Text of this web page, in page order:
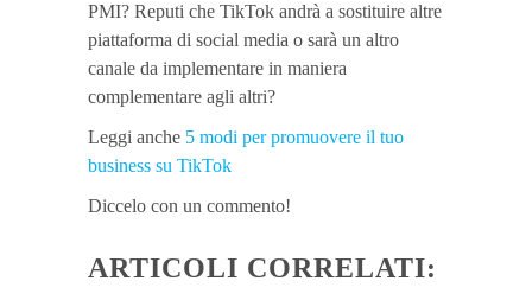
PMI? Reputi che TikTok andrà a sostituire altre
piattaforma di social media o sarà un altro
canale da implementare in maniera
complementare agli altri?
Leggi anche 5 modi per promuovere il tuo
business su TikTok
Diccelo con un commento!
ARTICOLI CORRELATI: